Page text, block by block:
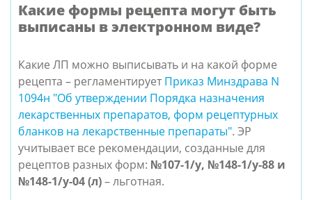
Какие формы рецепта могут быть
выписаны в электронном виде?
Какие ЛП можно выписывать и на какой форме
рецепта – регламентирует Приказ Минздрава N
1094н "Об утверждении Порядка назначения
лекарственных препаратов, форм рецептурных
бланков на лекарственные препараты". ЭР
учитывает все рекомендации, созданные для
рецептов разных форм: №107-1/у, №148-1/y-88 и
№148-1/у-04 (л)– льготная.